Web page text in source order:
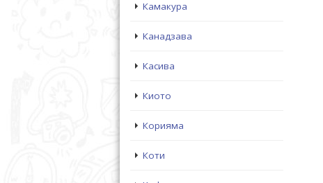
Камакура
Канадзава
Касива
Киото
Корияма
Коти